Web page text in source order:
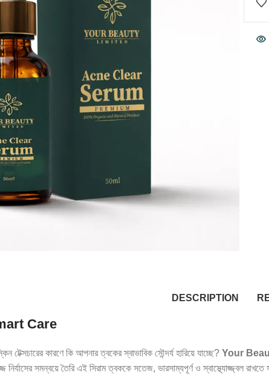
DESCRIPTION
Care
কারণে কি আপনার ত্বকের স্বাভাবিক সৌন্দর্য হারিয়ে যাচ্ছে? Your
সমন্বয়ে তৈরি এই সিরাম ত্বককে সতেজ, ভারসাম্যপূর্ণ ও স্বাস্থ্যোজ্জ্বল রাখতে